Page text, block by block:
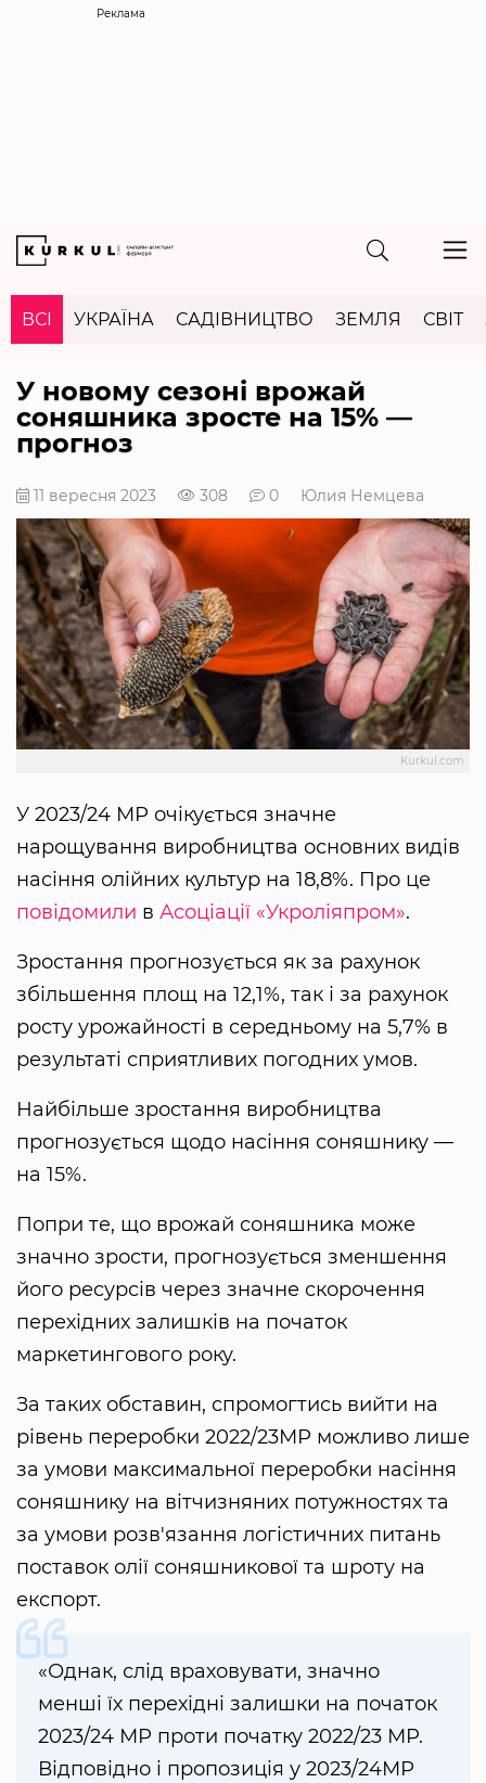
Реклама
ВСІ УКРАЇНА САДІВНИЦТВО ЗЕМЛЯ СВІТ
У новому сезоні врожай
соняшника зросте на 15% —
прогноз
11 вересня 2023 308 0 Юлия Немцева
Kurkul.com
У 2023/24 МР очікується значне
нарощування виробництва основних видів
насіння олійних культур на 18,8%. Про це
повідомили в Асоціації «Укроліяпром».
Зростання прогнозується як за рахунок
збільшення площ на 12,1%, так і за рахунок
росту урожайності в середньому на 5,7% в
результаті сприятливих погодних умов.
Найбільше зростання виробництва
прогнозується щодо насіння соняшнику —
на 15%.
Попри те, що врожай соняшника може
значно зрости, прогнозується зменшення
його ресурсів через значне скорочення
перехідних залишків на початок
маркетингового року.
За таких обставин, спромогтись вийти на
рівень переробки 2022/23МР можливо лише
за умови максимальної переробки насіння
соняшнику на вітчизняних потужностях та
за умови розв'язання логістичних питань
поставок олії соняшникової та шроту на
експорт.
«Однак, слід враховувати, значно
менші їх перехідні залишки на початок
2023/24 МР проти початку 2022/23 МР.
Відповідно і пропозиція у 2023/24МР